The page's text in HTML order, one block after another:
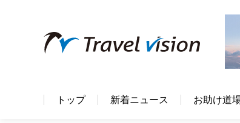
トップ 新着ニュース お助け道